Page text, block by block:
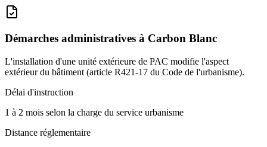
Démarches administratives à Carbon Blanc
L'installation d'une unité extérieure de PAC modifie l'aspect
extérieur du bâtiment (article R421-17 du Code de l'urbanisme).
Délai d'instruction
1 à 2 mois selon la charge du service urbanisme
Distance réglementaire